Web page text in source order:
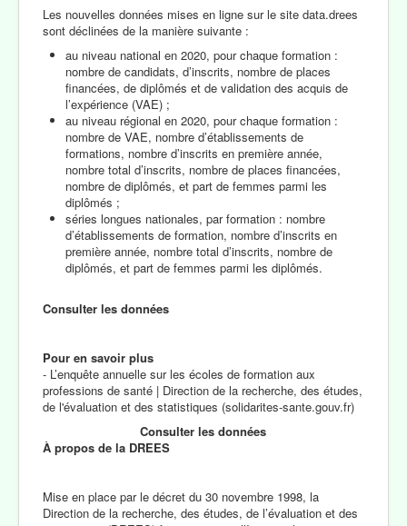
Les nouvelles données mises en ligne sur le site data.drees
sont déclinées de la manière suivante :
au niveau national en 2020, pour chaque formation :
nombre de candidats, d’inscrits, nombre de places
financées, de diplômés et de validation des acquis de
l’expérience (VAE) ;
au niveau régional en 2020, pour chaque formation :
nombre de VAE, nombre d’établissements de
formations, nombre d’inscrits en première année,
nombre total d’inscrits, nombre de places financées,
nombre de diplômés, et part de femmes parmi les
diplômés ;
séries longues nationales, par formation : nombre
d’établissements de formation, nombre d’inscrits en
première année, nombre total d’inscrits, nombre de
diplômés, et part de femmes parmi les diplômés.
Consulter les données
Pour en savoir plus
- L’enquête annuelle sur les écoles de formation aux
professions de santé | Direction de la recherche, des études,
de l'évaluation et des statistiques (solidarites-sante.gouv.fr)
Consulter les données
À propos de la DREES
Mise en place par le décret du 30 novembre 1998, la
Direction de la recherche, des études, de l’évaluation et des